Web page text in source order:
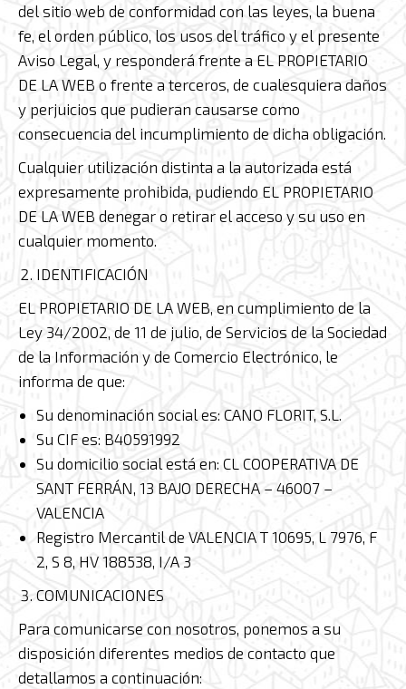
del sitio web de conformidad con las leyes, la buena
fe, el orden público, los usos del tráfico y el presente
Aviso Legal, y responderá frente a EL PROPIETARIO
DE LA WEB o frente a terceros, de cualesquiera daños
y perjuicios que pudieran causarse como
consecuencia del incumplimiento de dicha obligación.
Cualquier utilización distinta a la autorizada está
expresamente prohibida, pudiendo EL PROPIETARIO
DE LA WEB denegar o retirar el acceso y su uso en
cualquier momento.
IDENTIFICACIÓN
EL PROPIETARIO DE LA WEB, en cumplimiento de la
Ley 34/2002, de 11 de julio, de Servicios de la Sociedad
de la Información y de Comercio Electrónico, le
informa de que:
Su denominación social es: CANO FLORIT, S.L.
Su CIF es: B40591992
Su domicilio social está en: CL COOPERATIVA DE
SANT FERRÁN, 13 BAJO DERECHA – 46007 –
VALENCIA
Registro Mercantil de VALENCIA T 10695, L 7976, F
2, S 8, HV 188538, I/A 3
COMUNICACIONES
Para comunicarse con nosotros, ponemos a su
disposición diferentes medios de contacto que
detallamos a continuación: